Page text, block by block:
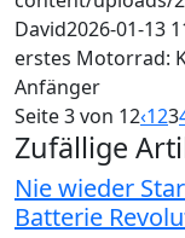
David2026-01-13
erstes Motorrad:
Anfänger
Seite 3 von 12‹123
Zufällige
Nie wieder
Batterie